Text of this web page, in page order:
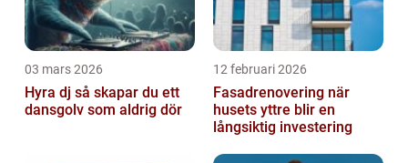
03 mars 2026
Hyra dj så skapar du ett
dansgolv som aldrig dör
12 februari 2026
Fasadrenovering när
husets yttre blir en
långsiktig investering